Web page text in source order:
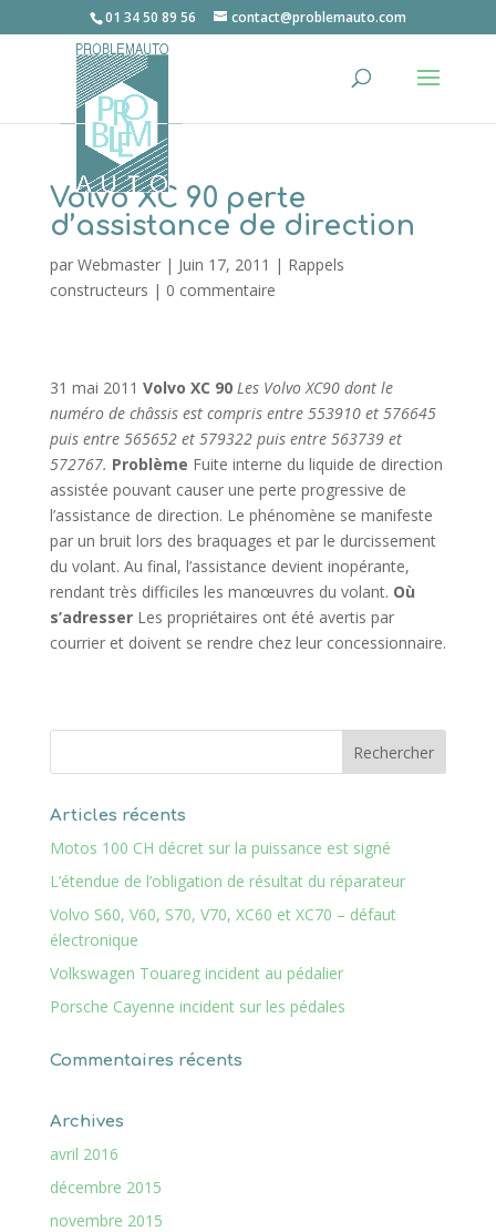
01 34 50 89 56 contact@problemauto.com
Volvo XC 90 perte
d’assistance de direction
par Webmaster| Juin 17, 2011 | Rappels
constructeurs | 0 commentaire
31 mai 2011 Volvo XC 90 Les Volvo XC90 dont le
numéro de châssis est compris entre 553910 et 576645
puis entre 565652 et 579322 puis entre 563739 et
572767. Problème Fuite interne du liquide de direction
assistée pouvant causer une perte progressive de
l’assistance de direction. Le phénomène se manifeste
par un bruit lors des braquages et par le durcissement
du volant. Au final, l’assistance devient inopérante,
rendant très difficiles les manœuvres du volant. Où
s’adresserLes propriétaires ont été avertis par
courrier et doivent se rendre chez leur concessionnaire.
Articles récents
Motos 100 CH décret sur la puissance est signé
L’étendue de l’obligation de résultat du réparateur
Volvo S60, V60, S70, V70, XC60 et XC70 – défaut
électronique
Volkswagen Touareg incident au pédalier
Porsche Cayenne incident sur les pédales
Commentaires récents
Archives
avril 2016
décembre 2015
novembre 2015